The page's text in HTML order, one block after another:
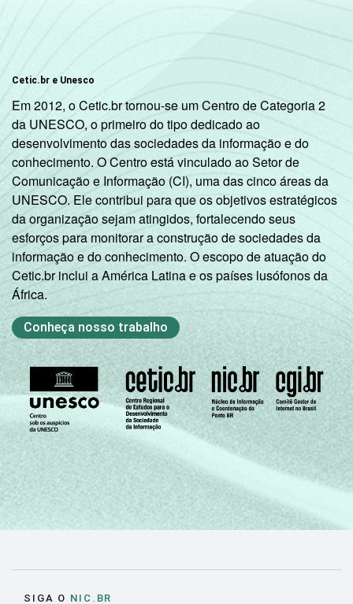
Cetic.br e Unesco
Em 2012, o Cetic.br tornou-se um Centro de Categoria 2
da UNESCO, o primeiro do tipo dedicado ao
desenvolvimento das sociedades da informação e do
conhecimento. O Centro está vinculado ao Setor de
Comunicação e Informação (CI), uma das cinco áreas da
UNESCO. Ele contribui para que os objetivos estratégicos
da organização sejam atingidos, fortalecendo seus
esforços para monitorar a construção de sociedades da
informação e do conhecimento. O escopo de atuação do
Cetic.br inclui a América Latina e os países lusófonos da
África.
Conheça nosso trabalho
SIGA O NIC.BR